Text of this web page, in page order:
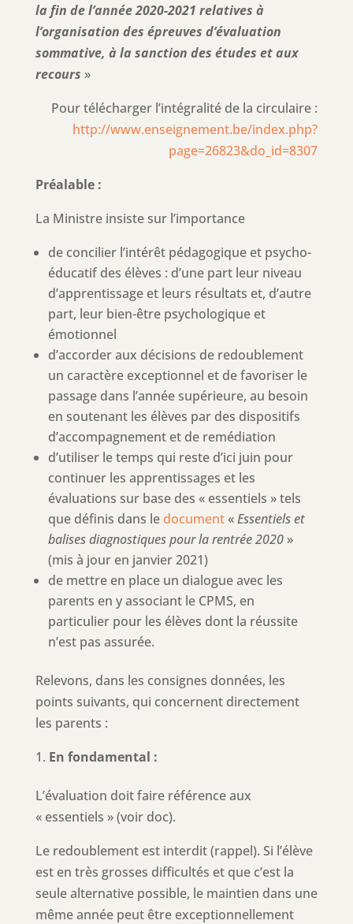
la fin de l’année 2020-2021 relatives à
l’organisation des épreuves d’évaluation
sommative, à la sanction des études et aux
recours »
Pour télécharger l’intégralité de la circulaire :
http://www.enseignement.be/index.php?
page=26823&do_id=8307
Préalable :
La Ministre insiste sur l’importance
de concilier l’intérêt pédagogique et psycho-
éducatif des élèves : d’une part leur niveau
d’apprentissage et leurs résultats et, d’autre
part, leur bien-être psychologique et
émotionnel
d’accorder aux décisions de redoublement
un caractère exceptionnel et de favoriser le
passage dans l’année supérieure, au besoin
en soutenant les élèves par des dispositifs
d’accompagnement et de remédiation
d’utiliser le temps qui reste d’ici juin pour
continuer les apprentissages et les
évaluations sur base des « essentiels » tels
que définis dans le document«Essentiels et
balises diagnostiques pourla rentrée 2020 »
(mis à jour en janvier 2021)
de mettre en place un dialogue avec les
parents en y associant le CPMS, en
particulier pour les élèves dont la réussite
n’est pas assurée.
Relevons, dans les consignes données, les
points suivants, qui concernent directement
les parents :
En fondamental :
L’évaluation doit faire référence aux
« essentiels » (voir doc).
Le redoublement est interdit (rappel). Si l’élève
est en très grosses difficultés et que c’est la
seule alternative possible, le maintien dans une
même année peut être exceptionnellement